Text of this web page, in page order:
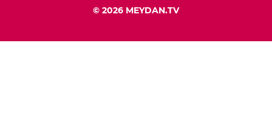
© 2026 MEYDAN.TV